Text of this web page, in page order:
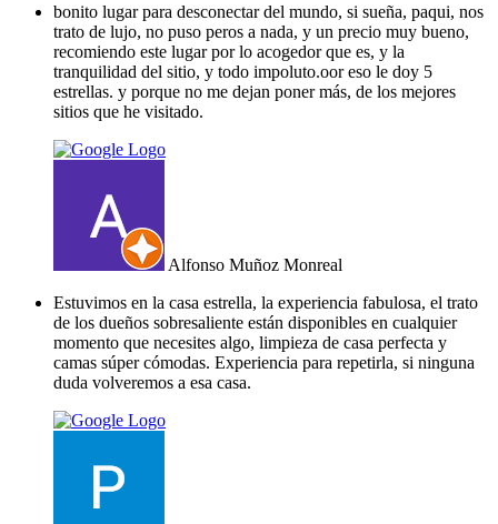
bonito lugar para desconectar del mundo, si sueña, paqui, nos
trato de lujo, no puso peros a nada, y un precio muy bueno,
recomiendo este lugar por lo acogedor que es, y la
tranquilidad del sitio, y todo impoluto.oor eso le doy 5
estrellas. y porque no me dejan poner más, de los mejores
sitios que he visitado.
Alfonso Muñoz Monreal
Estuvimos en la casa estrella, la experiencia fabulosa, el trato
de los dueños sobresaliente están disponibles en cualquier
momento que necesites algo, limpieza de casa perfecta y
camas súper cómodas. Experiencia para repetirla, si ninguna
duda volveremos a esa casa.